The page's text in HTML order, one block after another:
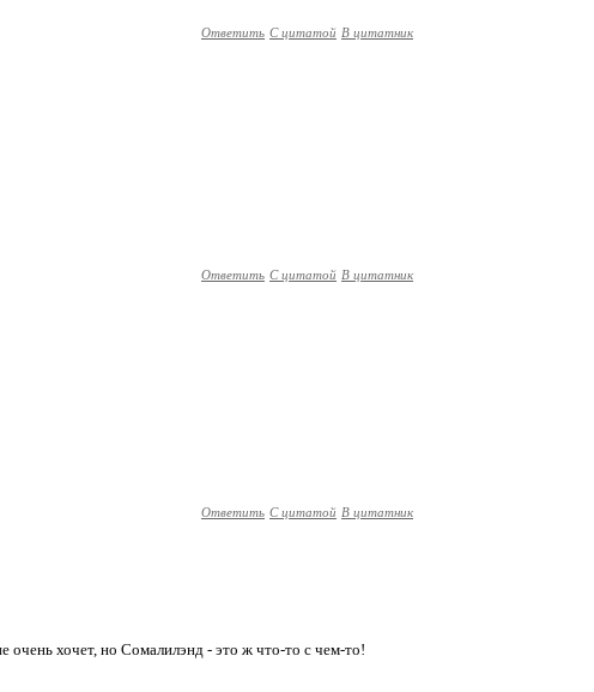
Ответить С цитатой В цитатник
Ответить С цитатой В цитатник
Ответить С цитатой В цитатник
хочет, но Сомалилэнд - это ж что-то с чем-то!